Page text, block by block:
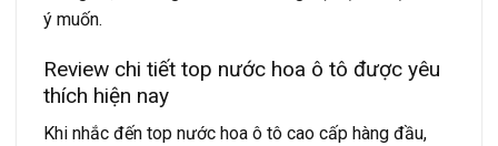
ý muốn.
Review chi tiết top nước hoa ô tô được yêu
thích hiện nay
Khi nhắc đến top nước hoa ô tô cao cấp hàng đầu,